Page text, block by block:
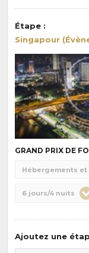
Étape :
Singapour
GRAND PRIX DE
:
Hébergements et
Durée
6 jours/4 nuits
Ajoutez une